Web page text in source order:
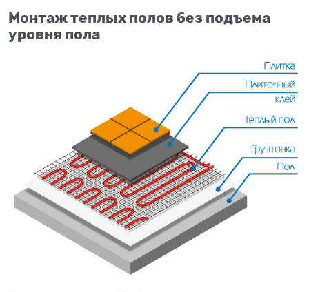
Монтаж теплых полов без подъема
уровня пола